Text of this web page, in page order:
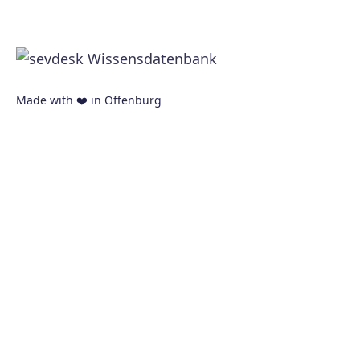
Made with ❤️ in Offenburg